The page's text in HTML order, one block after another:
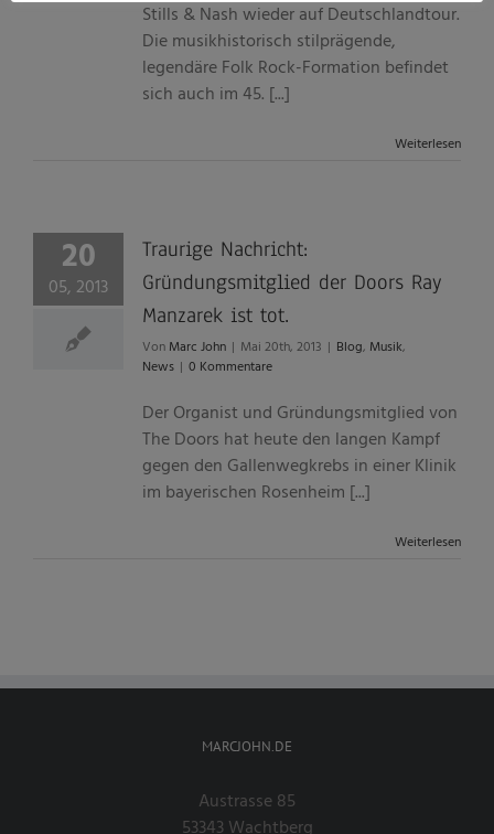
Stills & Nash wieder auf Deutschlandtour.
Die musikhistorisch stilprägende,
legendäre Folk Rock-Formation befindet
sich auch im 45. [...]
Weiterlesen
20
05, 2013
Traurige Nachricht:
Gründungsmitglied der Doors Ray
Manzarek ist tot.
Von Marc John | Mai 20th, 2013 | Blog, Musik,
News | 0 Kommentare
Der Organist und Gründungsmitglied von
The Doors hat heute den langen Kampf
gegen den Gallenwegkrebs in einer Klinik
im bayerischen Rosenheim [...]
Weiterlesen
MARCJOHN.DE
Austrasse 85
53343 Wachtberg